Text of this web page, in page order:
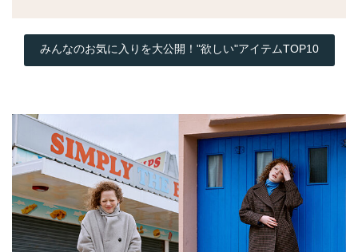
みんなのお気に入りを大公開！"欲しい"アイテムTOP10